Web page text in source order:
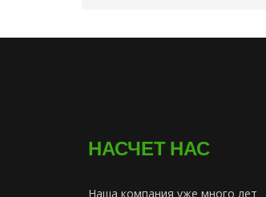
НАСЧЕТ НАС
Наша компания уже много лет